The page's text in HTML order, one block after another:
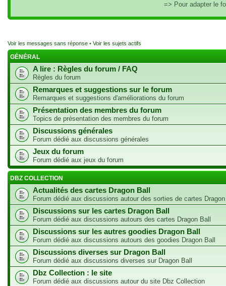
=> Pour adapter le
Voir les messages sans réponse • Voir les sujets actifs
GÉNÉRAL
A lire : Règles du forum / FAQ
Règles du forum
Remarques et suggestions sur le forum
Remarques et suggestions d'améliorations du forum
Présentation des membres du forum
Topics de présentation des membres du forum
Discussions générales
Forum dédié aux discussions générales
Jeux du forum
Forum dédié aux jeux du forum
DBZ COLLECTION
Actualités des cartes Dragon Ball
Forum dédié aux discussions autour des sorties de cartes
Discussions sur les cartes Dragon Ball
Forum dédié aux discussions autours des cartes Dragon Ball
Discussions sur les autres goodies Dragon Ball
Forum dédié aux discussions autours des goodies Dragon Ball
Discussions diverses sur Dragon Ball
Forum dédié aux discussions diverses sur Dragon Ball
Dbz Collection : le site
Forum dédié aux discussions autour du site Dbz Collection